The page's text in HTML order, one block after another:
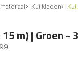
Kuilkleden
m) | Groen -